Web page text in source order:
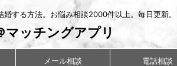
婚する方法。お悩み相談2000件以上。毎日更新。
マッチングアプリ
メール相談 電話相談